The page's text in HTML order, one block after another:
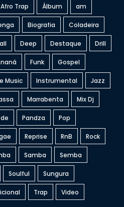
Afro Trap Álbum am
Biografia Coladeira
Deep Destaque Drill
Funk Gospel
Music Instrumental Jazz
Marrabenta Mix Dj
Pandza Pop
Reprise RnB Rock
Samba Semba
Soulful Sungura
Trap Video